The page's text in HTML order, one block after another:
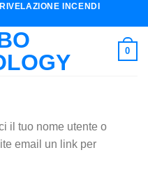
INCENDI
0
il tuo nome utente o
email un link per